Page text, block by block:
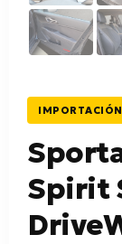
Spirit